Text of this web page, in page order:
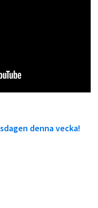
denna vecka!